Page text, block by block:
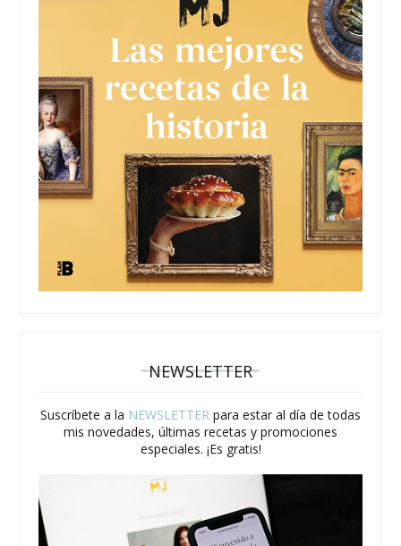
NEWSLETTER
Suscríbete a la NEWSLETTER para estar al día de todas
mis novedades, últimas recetas y promociones
especiales. ¡Es gratis!